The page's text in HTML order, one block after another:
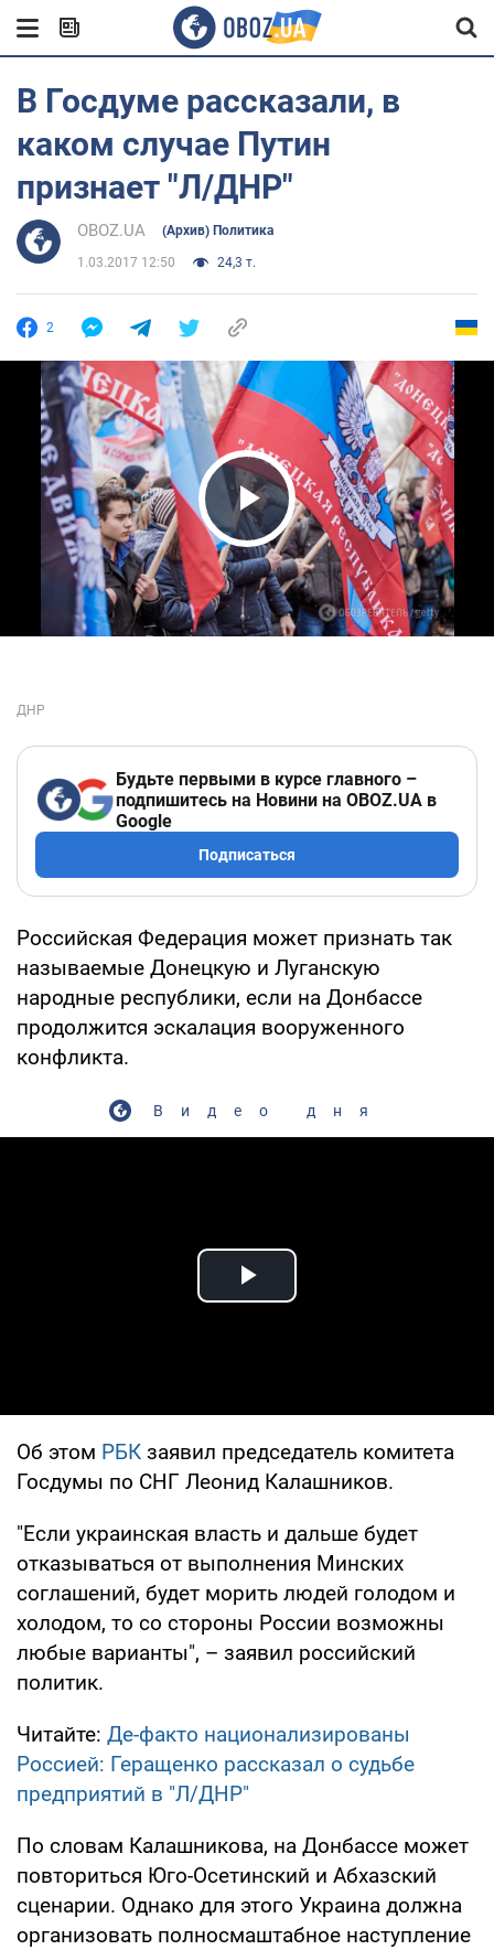
В Госдуме рассказали, в
каком случае Путин
признает "Л/ДНР"
OBOZ.UA (Архив) Политика
1.03.2017 12:50 24,3 т.
2
Play Video
Будьте первыми в курсе главного –
подпишитесь на Новини на OBOZ.UA в
Google
Подписаться
Российская Федерация может признать так
называемые Донецкую и Луганскую
народные республики, если на Донбассе
продолжится эскалация вооруженного
конфликта.
Видео дня
Play Video
Об этом РБК заявил председатель комитета
Госдумы по СНГ Леонид Калашников.
"Если украинская власть и дальше будет
отказываться от выполнения Минских
соглашений, будет морить людей голодом и
холодом, то со стороны России возможны
любые варианты", – заявил российский
политик.
Читайте: Де-факто национализированы
Россией: Геращенко рассказал о судьбе
предприятий в "Л/ДНР"
По словам Калашникова, на Донбассе может
повториться Юго-Осетинский и Абхазский
сценарии. Однако для этого Украина должна
организовать полносмаштабное наступление